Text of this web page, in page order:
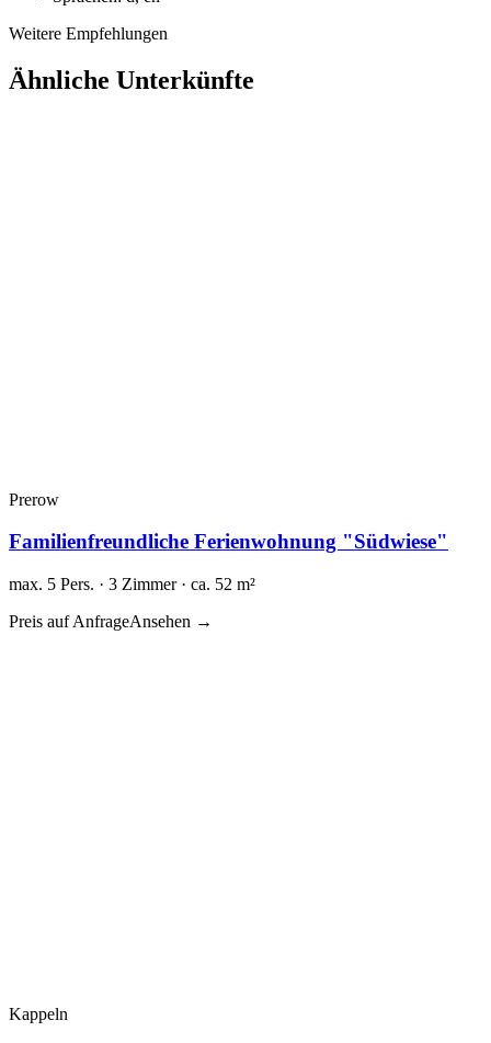
Weitere Empfehlungen
Ähnliche Unterkünfte
Prerow
Familienfreundliche Ferienwohnung "Südwiese"
max. 5 Pers. · 3 Zimmer · ca. 52 m²
Preis auf AnfrageAnsehen →
Kappeln